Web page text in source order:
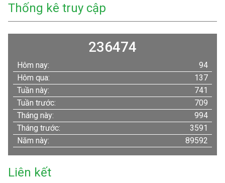
Thống kê truy cập
236474
Hôm nay:
94
Hôm qua:
137
Tuần này:
741
Tuần trước:
709
Tháng này:
994
Tháng trước:
3591
Năm này:
89592
Liên kết